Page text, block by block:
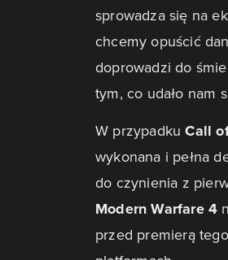
sprowadza się na
chcemy opuścić
doprowadzi do
tym, co udało nam
W przypadkuCall
wykonana i pełna
do czynienia z
Modern Warfare 4
przed premierą